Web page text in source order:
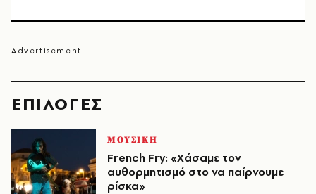
EΠΙΛΟΓΈΣ
ΜΟΥΣΙΚΗ
French Fry: «Χάσαμε τον
αυθορμητισμό στο να παίρνουμε
ρίσκα»